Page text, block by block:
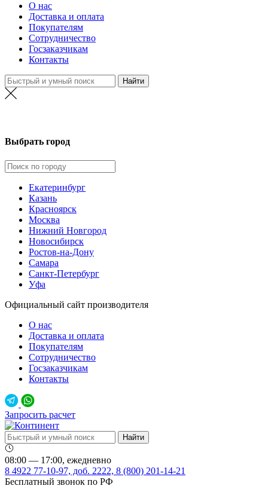
О нас
Доставка и оплата
Покупателям
Сотрудничество
Госзаказчикам
Контакты
Выбрать город
Екатеринбург
Казань
Красноярск
Москва
Нижний Новгород
Новосибирск
Ростов-на-Дону
Самара
Санкт-Петербург
Уфа
Официальный сайт производителя
О нас
Доставка и оплата
Покупателям
Сотрудничество
Госзаказчикам
Контакты
Запросить расчет
08:00 — 17:00, ежедневно
8 4922 77-10-97, доб. 2222, 8 (800) 201-14-21
Бесплатный звонок по РФ